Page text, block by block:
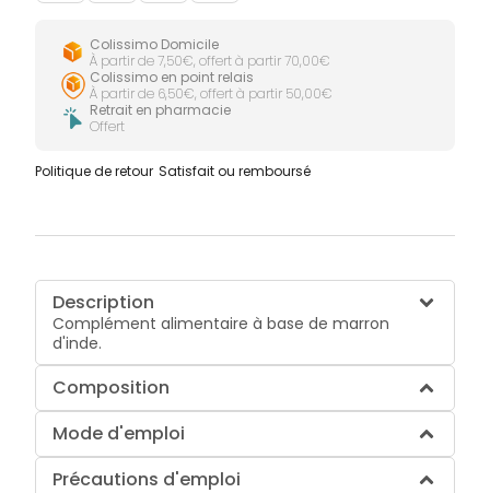
Colissimo Domicile
À partir de 7,50€, offert à partir 70,00€
Colissimo en point relais
À partir de 6,50€, offert à partir 50,00€
Retrait en pharmacie
Offert
Politique de retour Satisfait ou remboursé
Description
Complément alimentaire à base de marron
d'inde.
Composition
Mode d'emploi
Précautions d'emploi